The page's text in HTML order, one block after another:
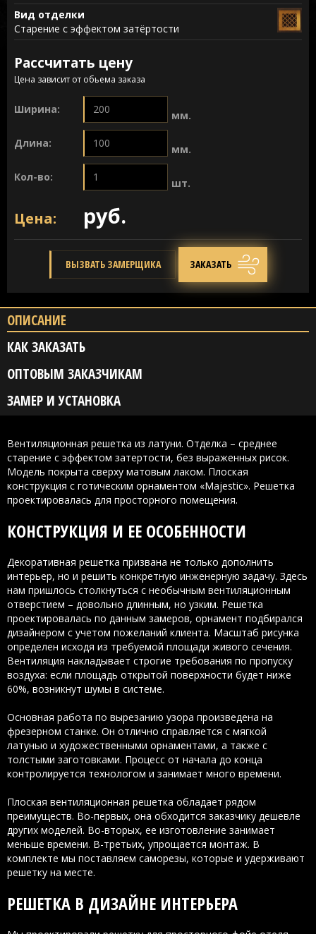
Вид отделки
Старение с эффектом затёртости
Рассчитать цену
Цена зависит от обьема заказа
Ширина: мм.
Длина: мм.
Кол-во: шт.
Цена: руб.
ВЫЗВАТЬ ЗАМЕРЩИКА ЗАКАЗАТЬ
ОПИСАНИЕ
КАК ЗАКАЗАТЬ
ОПТОВЫМ ЗАКАЗЧИКАМ
ЗАМЕР И УСТАНОВКА
Вентиляционная решетка из латуни. Отделка – среднее
старение с эффектом затертости, без выраженных рисок.
Модель покрыта сверху матовым лаком. Плоская
конструкция с готическим орнаментом «Majestic». Решетка
проектировалась для просторного помещения.
КОНСТРУКЦИЯ И ЕЕ ОСОБЕННОСТИ
Декоративная решетка призвана не только дополнить
интерьер, но и решить конкретную инженерную задачу. Здесь
нам пришлось столкнуться с необычным вентиляционным
отверстием – довольно длинным, но узким. Решетка
проектировалась по данным замеров, орнамент подбирался
дизайнером с учетом пожеланий клиента. Масштаб рисунка
определен исходя из требуемой площади живого сечения.
Вентиляция накладывает строгие требования по пропуску
воздуха: если площадь открытой поверхности будет ниже
60%, возникнут шумы в системе.
Основная работа по вырезанию узора произведена на
фрезерном станке. Он отлично справляется с мягкой
латунью и художественными орнаментами, а также с
толстыми заготовками. Процесс от начала до конца
контролируется технологом и занимает много времени.
Плоская вентиляционная решетка обладает рядом
преимуществ. Во-первых, она обходится заказчику дешевле
других моделей. Во-вторых, ее изготовление занимает
меньше времени. В-третьих, упрощается монтаж. В
комплекте мы поставляем саморезы, которые и удерживают
решетку на месте.
РЕШЕТКА В ДИЗАЙНЕ ИНТЕРЬЕРА